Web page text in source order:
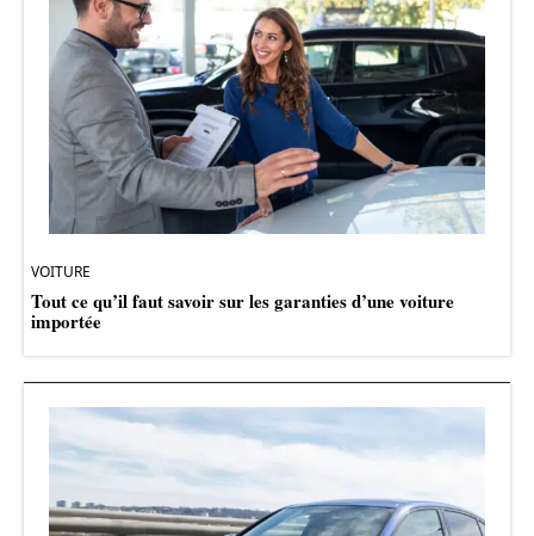
VOITURE
Tout ce qu’il faut savoir sur les garanties d’une voiture
importée